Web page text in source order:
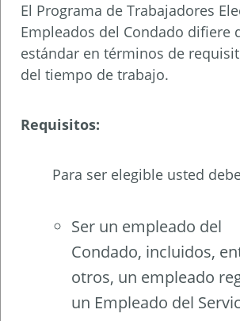
El Programa de Trabajadores
Empleados del Condado difiere
estándar en términos de
del tiempo de trabajo.
Requisitos:
Para ser elegible usted
Ser un empleado del
Condado, incluidos,
otros, un empleado
un Empleado del